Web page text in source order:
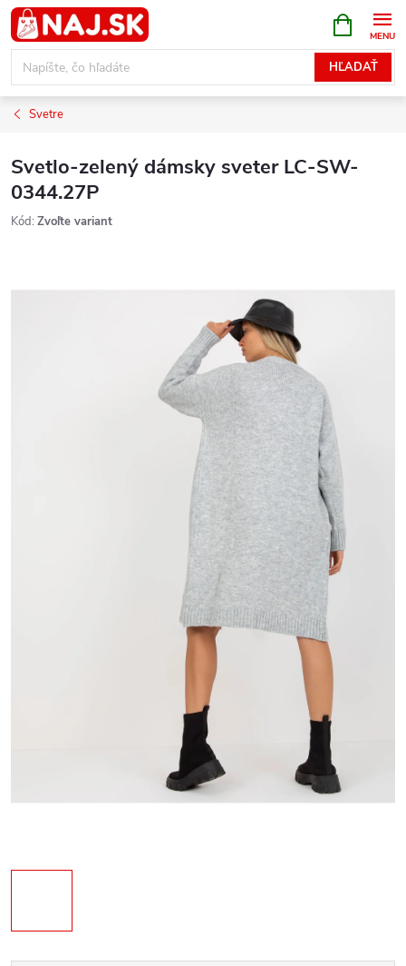
Prejsť
na
obsah
HĽADAŤ
KOŠÍK
Svetre
Svetlo-zelený dámsky sveter LC-SW-
0344.27P
Kód: Zvoľte variant